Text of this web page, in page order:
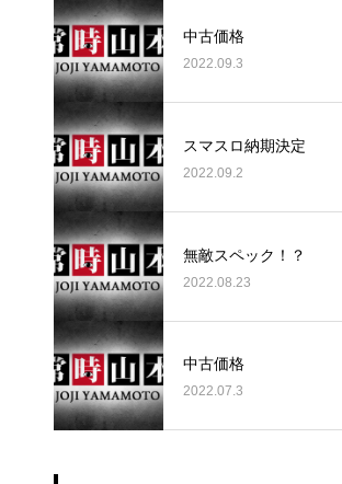
中古価格
2022.09.3
スマスロ納期決定
2022.09.2
無敵スペック！？
2022.08.23
中古価格
2022.07.3